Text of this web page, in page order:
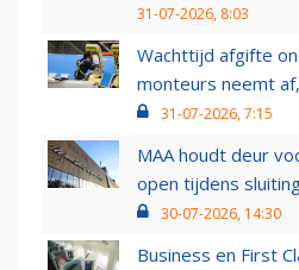
31-07-2026, 8:03
Wachttijd afgifte
monteurs neemt
31-07-2026, 7:15
MAA houdt deur
open tijdens
30-07-2026, 14:30
Business en First